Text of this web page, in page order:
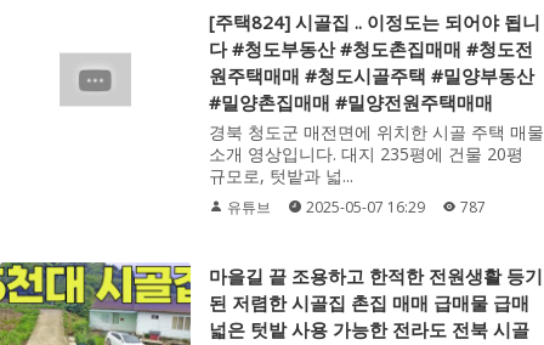
[주택824] 시골집 .. 이정도는 되어야 됩니
다 #청도부동산 #청도촌집매매 #청도전
원주택매매 #청도시골주택 #밀양부동산
#밀양촌집매매 #밀양전원주택매매
경북 청도군 매전면에 위치한 시골 주택 매물
소개 영상입니다. 대지 235평에 건물 20평
규모로, 텃밭과 넓...
유튜브 2025-05-07 16:29 787
마을길 끝 조용하고 한적한 전원생활 등기
된 저렴한 시골집 촌집 매매 급매물 급매
넓은 텃밭 사용 가능한 전라도 전북 시골